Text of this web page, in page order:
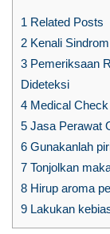
1 Related Posts
2 Kenali
3 Pemeriksaan
Dideteksi
4 Medical
5 Jasa Perawat
6 Gunakanlah
7 Tonjolkan
8 Hirup aroma
9 Lakukan